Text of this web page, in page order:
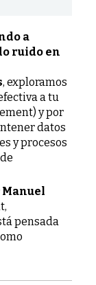
a
ruido en
, exploramos
a tu
y por
datos
y procesos
Manuel
pensada